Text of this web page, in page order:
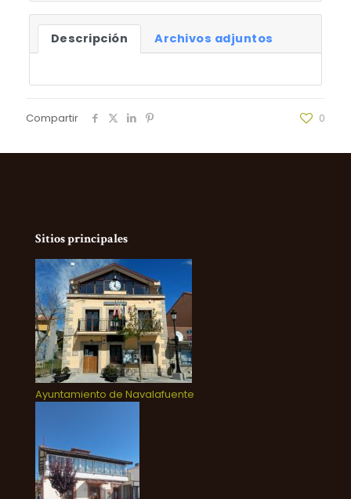
Descripción Archivos adjuntos
Compartir 0
Sitios principales
Ayuntamiento de Navalafuente